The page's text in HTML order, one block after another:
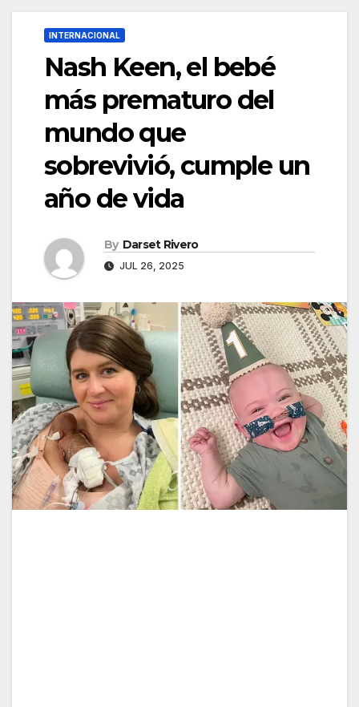
INTERNACIONAL
Nash Keen, el bebé
más prematuro del
mundo que
sobrevivió, cumple un
año de vida
By Darset Rivero
JUL 26, 2025